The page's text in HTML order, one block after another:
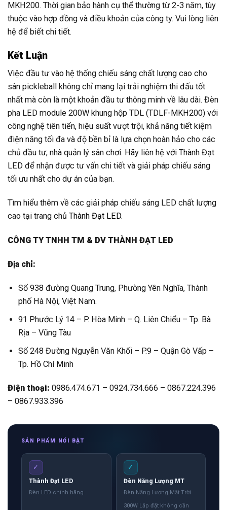
MKH200. Thời gian bảo hành cụ thể thường từ 2-3 năm, tùy
thuộc vào hợp đồng và điều khoản của công ty. Vui lòng liên
hệ để biết chi tiết.
Kết Luận
Việc đầu tư vào hệ thống chiếu sáng chất lượng cao cho
sân pickleball không chỉ mang lại trải nghiệm thi đấu tốt
nhất mà còn là một khoản đầu tư thông minh về lâu dài. Đèn
pha LED module 200W khung hộp TDL (TDLF-MKH200) với
công nghệ tiên tiến, hiệu suất vượt trội, khả năng tiết kiệm
điện năng tối đa và độ bền bỉ là lựa chọn hoàn hảo cho các
chủ đầu tư, nhà quản lý sân chơi. Hãy liên hệ với Thành Đạt
LED để nhận được tư vấn chi tiết và giải pháp chiếu sáng
tối ưu nhất cho dự án của bạn.
Tìm hiểu thêm về các giải pháp chiếu sáng LED chất lượng
cao tại trang chủ Thành Đạt LED.
CÔNG TY TNHH TM & DV THÀNH ĐẠT LED
Địa chỉ:
Số 938 đường Quang Trung, Phường Yên Nghĩa, Thành
phố Hà Nội, Việt Nam.
91 Phước Lý 14 – P. Hòa Minh – Q. Liên Chiểu – Tp. Bà
Rịa – Vũng Tàu
Số 248 Đường Nguyễn Văn Khối – P.9 – Quận Gò Vấp –
Tp. Hồ Chí Minh
Điện thoại: 0986.474.671 – 0924.734.666 – 0867.224.396
– 0867.933.396
SẢN PHẨM NỔI BẬT
✓
Thành Đạt LED
Đèn LED chính hãng
✓
Đèn Năng Lượng MT
Đèn Năng Lượng Mặt Trời
300W Lắp đặt không cần